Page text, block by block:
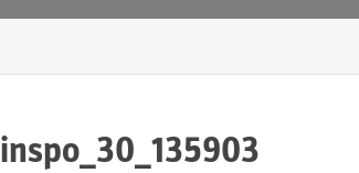
inspo_30_135903